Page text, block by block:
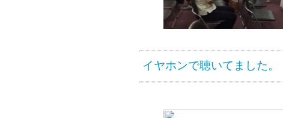
イヤホンで聴いてました。